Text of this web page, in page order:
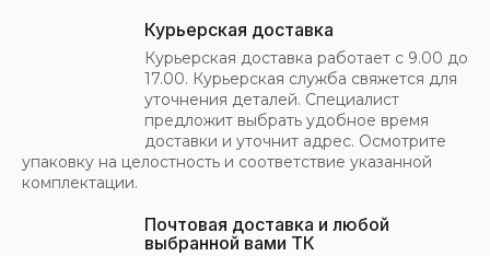
Курьерская доставка
Курьерская доставка работает с 9.00 до
17.00. Курьерская служба свяжется для
уточнения деталей. Специалист
предложит выбрать удобное время
доставки и уточнит адрес. Осмотрите
упаковку на целостность и соответствие указанной
комплектации.
Почтовая доставка и любой
выбранной вами ТК